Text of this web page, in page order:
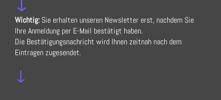
Wichtig: Sie erhalten unseren Newsletter erst, nachdem Sie
Ihre Anmeldung per E-Mail bestätigt haben.
Die Bestätigungsnachricht wird Ihnen zeitnah nach dem
Eintragen zugesendet.
↓